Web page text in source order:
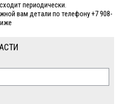
периодически.
вам детали по телефону +7 908-